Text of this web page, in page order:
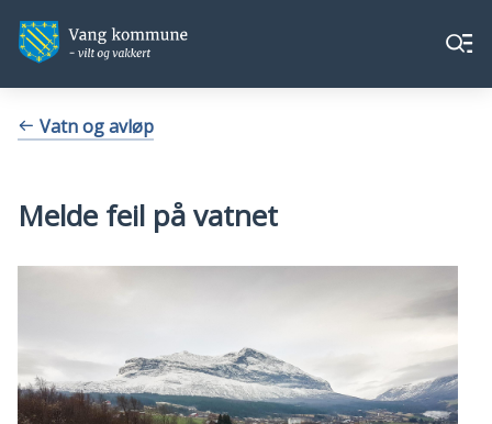
Vang
kommune
Vang
kommune
Meny
DuVatn og avløp
Melde feil på vatnet